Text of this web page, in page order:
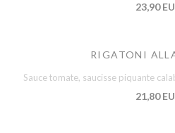
23,90
RIGATONI
Sauce tomate, saucisse piquante
21,80